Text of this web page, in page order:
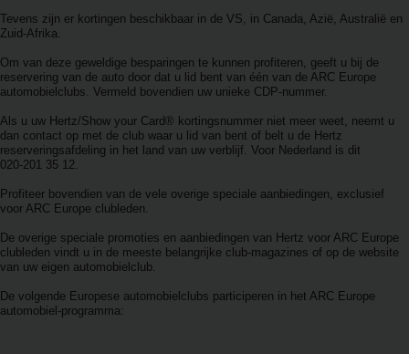
Overview
NL/NL
Tarieven en
Reserveringen
Bestelwagen
huren
Zakelijk
huren
Speciale
Tevens zijn er kortingen beschikbaar in de VS, in Canada, Azië, Australië en
Zuid-Afrika.
Om van deze geweldige besparingen te kunnen profiteren, geeft u bij de
reservering van de auto door dat u lid bent van één van de ARC Europe
automobielclubs. Vermeld bovendien uw unieke CDP-nummer.
Als u uw Hertz/Show your Card® kortingsnummer niet meer weet, neemt u
dan contact op met de club waar u lid van bent of belt u de Hertz
reserveringsafdeling in het land van uw verblijf. Voor Nederland is dit
020-201 35 12.
Profiteer bovendien van de vele overige speciale aanbiedingen, exclusief
voor ARC Europe clubleden.
De overige speciale promoties en aanbiedingen van Hertz voor ARC Europe
clubleden vindt u in de meeste belangrijke club-magazines of op de website
van uw eigen automobielclub.
De volgende Europese automobielclubs participeren in het ARC Europe
automobiel-programma: